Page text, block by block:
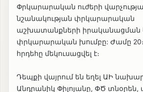
Փրկարարական ուժերի
նշանակության փրկարարական
աշխատանքների իրականացման
փրկարարական խումբը: Ժամը
հրդեհը մեկուսացվել է։
Դեպքի վայրում են եղել ԱԻ
Անդրանիկ Փիլոյանը, ՓԾ տնօրեն,